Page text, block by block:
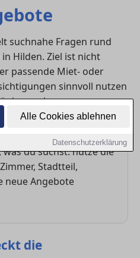
Alle Cookies ablehnen
Datenschutzerklärung
suchnahe Fragen rund
Hilden. Ziel ist nicht
passende Miet- oder
sinnvoll nutzen
reagieren.
du suchst: nutze die
Stadtteil,
neue Angebote
die